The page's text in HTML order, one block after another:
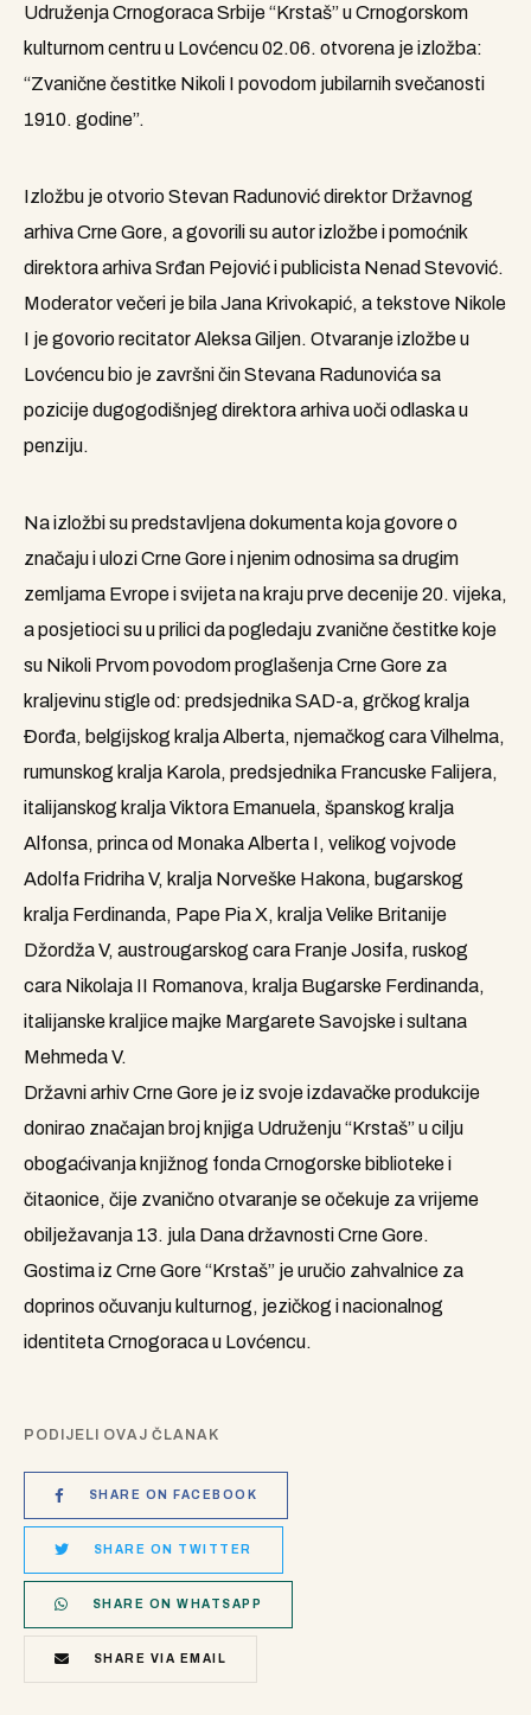
Udruženja Crnogoraca Srbije “Krstaš” u Crnogorskom
kulturnom centru u Lovćencu 02.06. otvorena je izložba:
“Zvanične čestitke Nikoli I povodom jubilarnih svečanosti
1910. godine”.
Izložbu je otvorio Stevan Radunović direktor Državnog
arhiva Crne Gore, a govorili su autor izložbe i pomoćnik
direktora arhiva Srđan Pejović i publicista Nenad Stevović.
Moderator večeri je bila Jana Krivokapić, a tekstove Nikole
I je govorio recitator Aleksa Giljen. Otvaranje izložbe u
Lovćencu bio je završni čin Stevana Radunovića sa
pozicije dugogodišnjeg direktora arhiva uoči odlaska u
penziju.
Na izložbi su predstavljena dokumenta koja govore o
značaju i ulozi Crne Gore i njenim odnosima sa drugim
zemljama Evrope i svijeta na kraju prve decenije 20. vijeka,
a posjetioci su u prilici da pogledaju zvanične čestitke koje
su Nikoli Prvom povodom proglašenja Crne Gore za
kraljevinu stigle od: predsjednika SAD-a, grčkog kralja
Đorđa, belgijskog kralja Alberta, njemačkog cara Vilhelma,
rumunskog kralja Karola, predsjednika Francuske Falijera,
italijanskog kralja Viktora Emanuela, španskog kralja
Alfonsa, princa od Monaka Alberta I, velikog vojvode
Adolfa Fridriha V, kralja Norveške Hakona, bugarskog
kralja Ferdinanda, Pape Pia X, kralja Velike Britanije
Džordža V, austrougarskog cara Franje Josifa, ruskog
cara Nikolaja II Romanova, kralja Bugarske Ferdinanda,
italijanske kraljice majke Margarete Savojske i sultana
Mehmeda V.
Državni arhiv Crne Gore je iz svoje izdavačke produkcije
donirao značajan broj knjiga Udruženju “Krstaš” u cilju
obogaćivanja knjižnog fonda Crnogorske biblioteke i
čitaonice, čije zvanično otvaranje se očekuje za vrijeme
obilježavanja 13. jula Dana državnosti Crne Gore.
Gostima iz Crne Gore “Krstaš” je uručio zahvalnice za
doprinos očuvanju kulturnog, jezičkog i nacionalnog
identiteta Crnogoraca u Lovćencu.
PODIJELI OVAJ ČLANAK
SHARE ON FACEBOOK
SHARE ON TWITTER
SHARE ON WHATSAPP
SHARE VIA EMAIL